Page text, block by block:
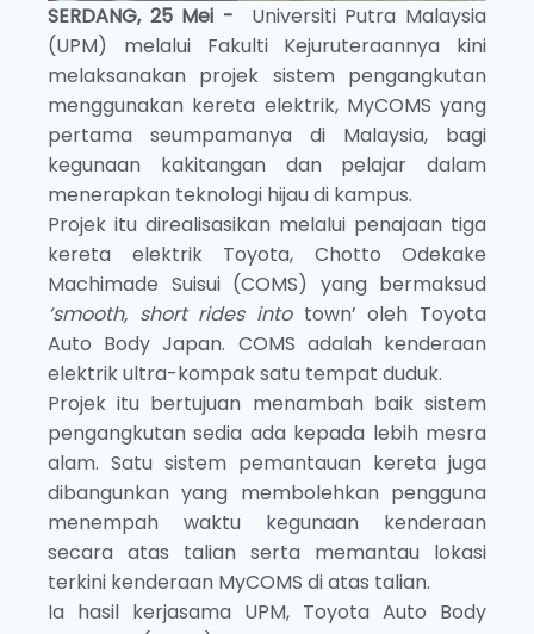
SERDANG, 25 Mei -
Universiti Putra Malaysia
(UPM) melalui Fakulti Kejuruteraannya kini
melaksanakan projek sistem pengangkutan
menggunakan kereta elektrik, MyCOMS yang
pertama seumpamanya di Malaysia, bagi
kegunaan kakitangan dan pelajar dalam
menerapkan teknologi hijau di kampus.
Projek itu direalisasikan melalui penajaan tiga
kereta elektrik Toyota, Chotto Odekake
Machimade Suisui (COMS) yang bermaksud
‘smooth, short rides into town’ oleh Toyota
Auto Body Japan. COMS adalah kenderaan
elektrik ultra-kompak satu tempat duduk.
Projek itu bertujuan menambah baik sistem
pengangkutan sedia ada kepada lebih mesra
alam. Satu sistem pemantauan kereta juga
dibangunkan yang membolehkan pengguna
menempah waktu kegunaan kenderaan
secara atas talian serta memantau lokasi
terkini kenderaan MyCOMS di atas talian.
Ia hasil kerjasama UPM, Toyota Auto Body